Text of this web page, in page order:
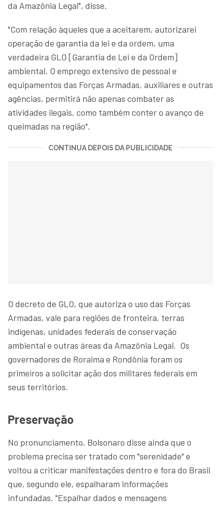
da Amazônia Legal", disse.
"Com relação àqueles que a aceitarem, autorizarei
operação de garantia da lei e da ordem, uma
verdadeira GLO [Garantia de Lei e da Ordem]
ambiental. O emprego extensivo de pessoal e
equipamentos das Forças Armadas, auxiliares e outras
agências, permitirá não apenas combater as
atividades ilegais, como também conter o avanço de
queimadas na região".
CONTINUA DEPOIS DA PUBLICIDADE
O decreto de GLO, que autoriza o uso das Forças
Armadas, vale para regiões de fronteira, terras
indígenas, unidades federais de conservação
ambiental e outras áreas da Amazônia Legal. Os
governadores de Roraima e Rondônia foram os
primeiros a solicitar ação dos militares federais em
seus territórios.
Preservação
No pronunciamento, Bolsonaro disse ainda que o
problema precisa ser tratado com "serenidade" e
voltou a criticar manifestações dentro e fora do Brasil
que, segundo ele, espalharam informações
infundadas. "Espalhar dados e mensagens